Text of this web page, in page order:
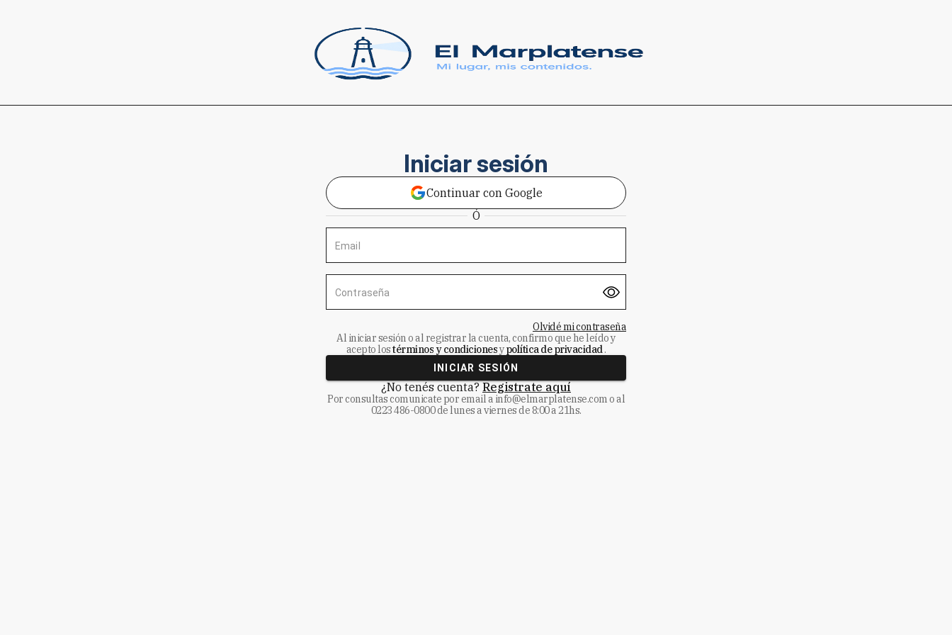
Iniciar sesión
Continuar con Google
Ó
Email
Contraseña
Olvidé mi contraseña
Al iniciar sesión o al registrar la cuenta, confirmo que he leído y
acepto lostérminos y condicionesypolítica de privacidad.
INICIAR SESIÓN
¿No tenés cuenta? Registrate aquí
Por consultas comunicate por email a info@elmarplatense.como al
0223 486-0800de lunes a viernes de 8:00 a 21hs.